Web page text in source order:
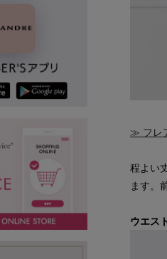
≫ フレ
程よい
ます。
ウエス